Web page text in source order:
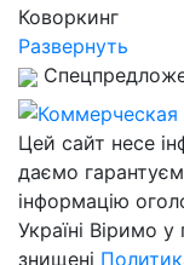
Коворкинг
Развернуть
Цей сайт несе
даємо
інформацію
Україні Віримо
знищені